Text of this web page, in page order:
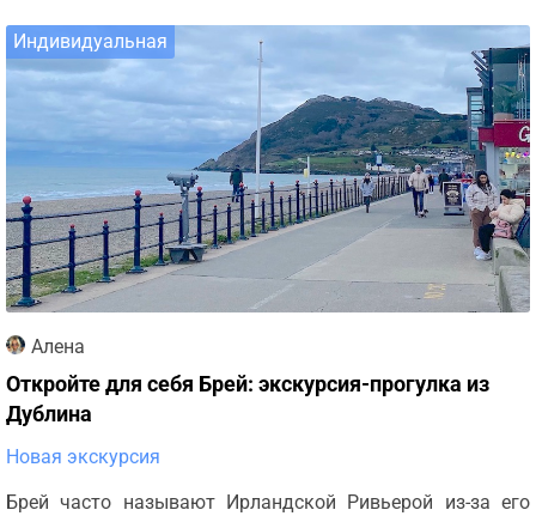
Индивидуальная
Алена
Откройте для себя Брей: экскурсия-прогулка из
Дублина
Новая экскурсия
Брей часто называют Ирландской Ривьерой из-за его